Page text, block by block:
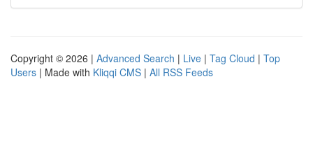
Copyright © 2026 | Advanced Search | Live | Tag Cloud | Top
Users | Made with Kliqqi CMS | All RSS Feeds